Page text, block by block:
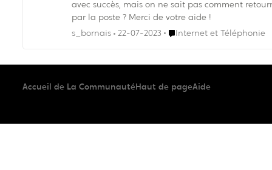
avec succès, mais on ne sait pas comment retourner l'ancien. Peut-on le retourner directement à une succursale Vidéotron ou
par la poste ? Merci de votre aide !
s_bornais 22-07-2023 Endroit Internet et
Internet et Téléphonie
Accueil de La CommunautéHaut de pageAide